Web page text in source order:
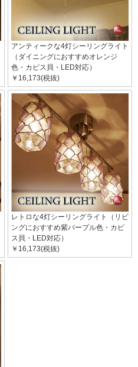
アンティークな4灯シーリングライト
（ダイニングにおすすめオレンジ
色・カピス貝・LED対応）
￥16,173(税抜)
レトロな4灯シーリングライト（リビ
ングにおすすめ紫パープル色・カピ
ス貝・LED対応）
￥16,173(税抜)